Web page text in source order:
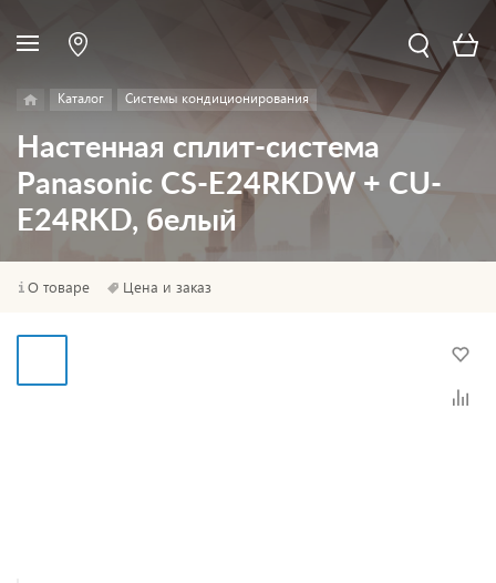
Каталог Системы кондиционирования
Настенная сплит-система
Panasonic CS-E24RKDW + CU-
E24RKD, белый
О товаре Цена и заказ